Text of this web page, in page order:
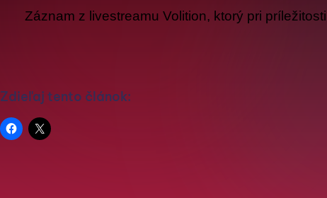
Záznam z livestreamu Volition, ktorý pri
Zdieľaj tento článok: